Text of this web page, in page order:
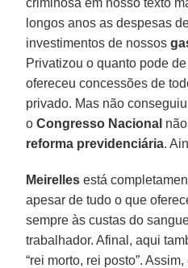
longos anos as despesas
investimentos de nossos
Privatizou o quanto pode
ofereceu concessões de
privado. Mas não
oCongresso Nacional
reforma previdenciária.
Meirelles está
apesar de tudo o que
sempre às custas do
trabalhador. Afinal, aqui
“rei morto, rei posto”.